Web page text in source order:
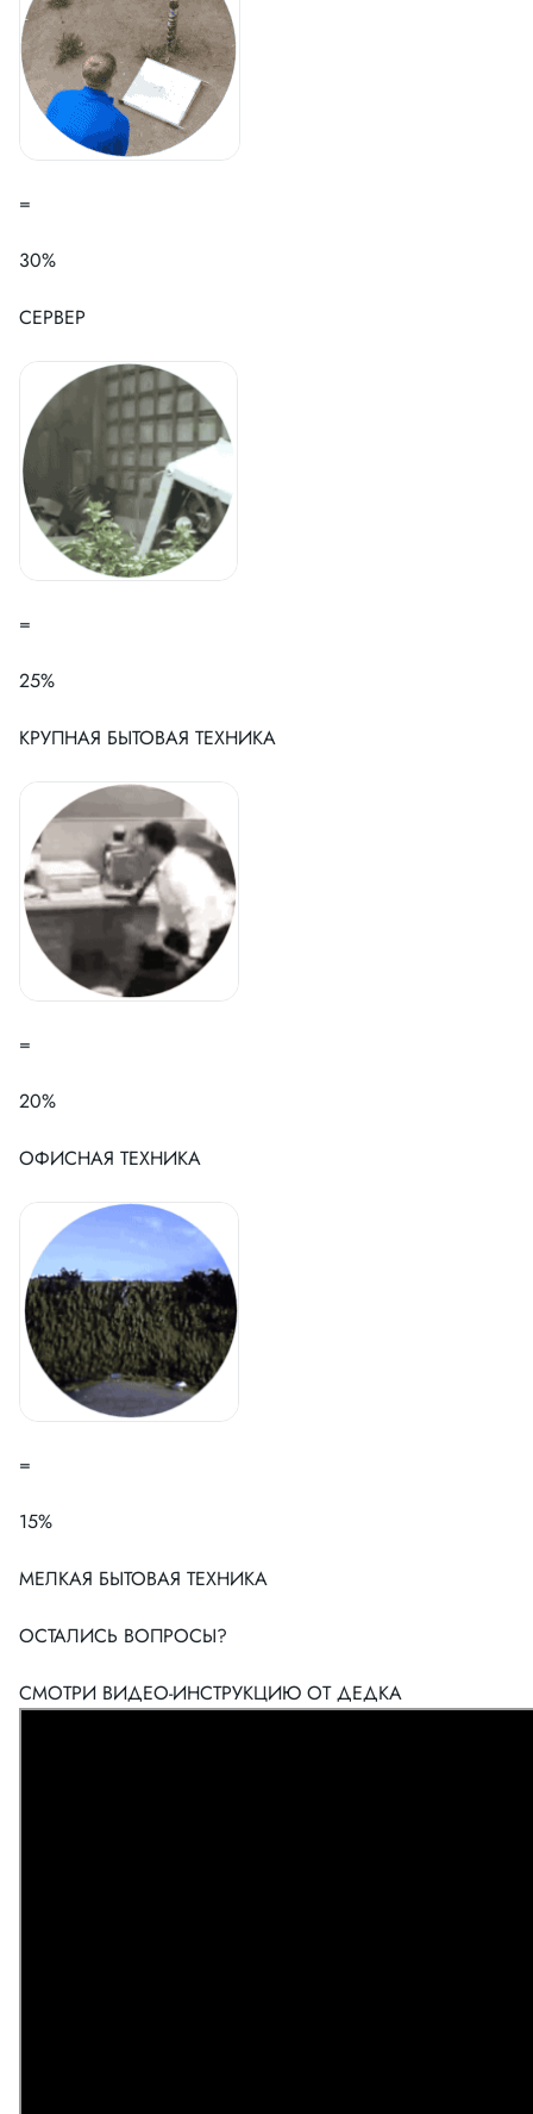
=
30%
СЕРВЕР
=
25%
КРУПНАЯ БЫТОВАЯ ТЕХНИКА
=
20%
ОФИСНАЯ ТЕХНИКА
=
15%
МЕЛКАЯ БЫТОВАЯ ТЕХНИКА
ОСТАЛИСЬ ВОПРОСЫ?
СМОТРИ ВИДЕО-ИНСТРУКЦИЮ ОТ ДЕДКА